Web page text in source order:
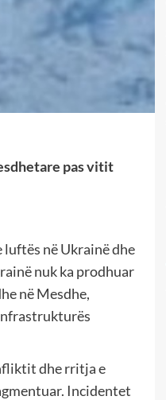
pas vitit
në Ukrainë dhe
nuk ka prodhuar
në Mesdhe,
dhe rritja e
Incidentet